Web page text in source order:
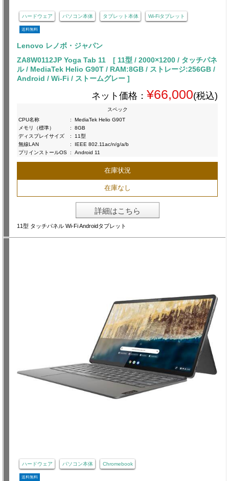
ハードウェア パソコン本体 タブレット本体 Wi-Fiタブレット
送料無料
Lenovo レノボ・ジャパン
ZA8W0112JP Yoga Tab 11 [ 11型 / 2000×1200 / タッチパネ
ル / MediaTek Helio G90T / RAM:8GB / ストレージ:256GB /
Android / Wi-Fi / ストームグレー ]
ネット価格： ¥66,000(税込)
スペック
CPU名称
:
MediaTek Helio G90T
メモリ（標準）
:
8GB
ディスプレイサイズ
:
11型
無線LAN
:
IEEE 802.11ac/n/g/a/b
プリインストールOS : Android 11
在庫状況
在庫なし
詳細はこちら
11型 タッチパネル Wi-Fi Androidタブレット
ハードウェア パソコン本体 Chromebook
送料無料